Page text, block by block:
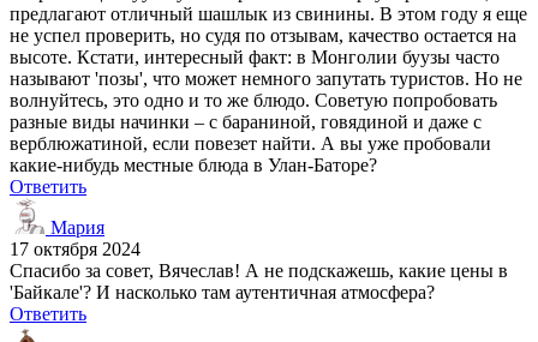
предлагают отличный шашлык из свинины. В этом году я еще
не успел проверить, но судя по отзывам, качество остается на
высоте. Кстати, интересный факт: в Монголии буузы часто
называют 'позы', что может немного запутать туристов. Но не
волнуйтесь, это одно и то же блюдо. Советую попробовать
разные виды начинки – с бараниной, говядиной и даже с
верблюжатиной, если повезет найти. А вы уже пробовали
какие-нибудь местные блюда в Улан-Баторе?
Ответить
Мария
17 октября 2024
Спасибо за совет, Вячеслав! А не подскажешь, какие цены в
'Байкале'? И насколько там аутентичная атмосфера?
Ответить